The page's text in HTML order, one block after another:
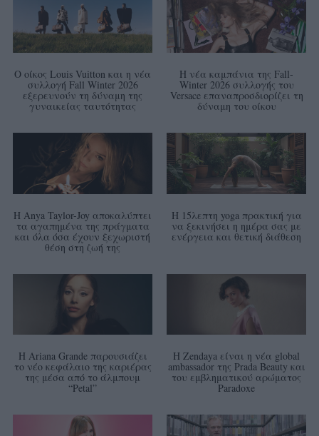
Ο οίκος Louis Vuitton και η νέα
συλλογή Fall Winter 2026
εξερευνούν τη δύναμη της
γυναικείας ταυτότητας
Η νέα καμπάνια της Fall-
Winter 2026 συλλογής του
Versace επαναπροσδιορίζει τη
δύναμη του οίκου
Η Anya Taylor-Joy αποκαλύπτει
τα αγαπημένα της πράγματα
και όλα όσα έχουν ξεχωριστή
θέση στη ζωή της
Η 15λεπτη yoga πρακτική για
να ξεκινήσει η ημέρα σας με
ενέργεια και θετική διάθεση
Η Ariana Grande παρουσιάζει
το νέο κεφάλαιο της καριέρας
της μέσα από το άλμπουμ
“Petal”
Η Zendaya είναι η νέα global
ambassador της Prada Beauty και
του εμβληματικού αρώματος
Paradoxe